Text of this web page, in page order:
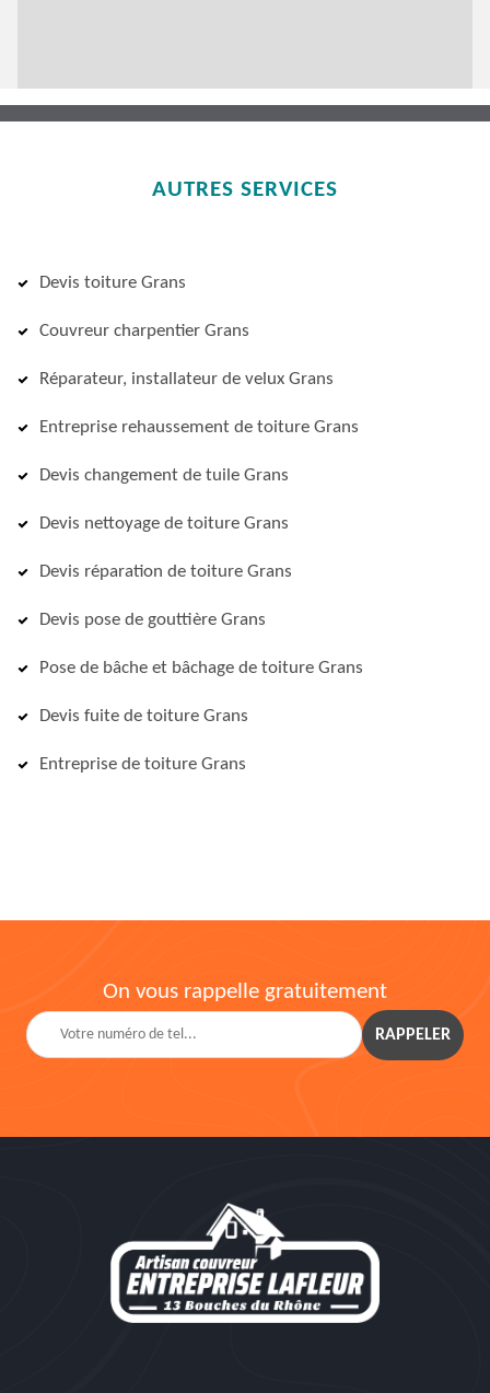
AUTRES SERVICES
Devis toiture Grans
Couvreur charpentier Grans
Réparateur, installateur de velux Grans
Entreprise rehaussement de toiture Grans
Devis changement de tuile Grans
Devis nettoyage de toiture Grans
Devis réparation de toiture Grans
Devis pose de gouttière Grans
Pose de bâche et bâchage de toiture Grans
Devis fuite de toiture Grans
Entreprise de toiture Grans
On vous rappelle gratuitement